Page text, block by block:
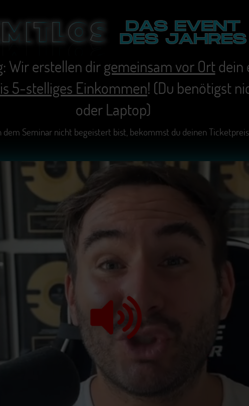
: Wir erstellen dirgemeinsam vor Ortdein
5-stelliges Einkommen! (Du benötigst
oder Laptop)
dem Seminar nicht begeistert bist, bekommst du deinen